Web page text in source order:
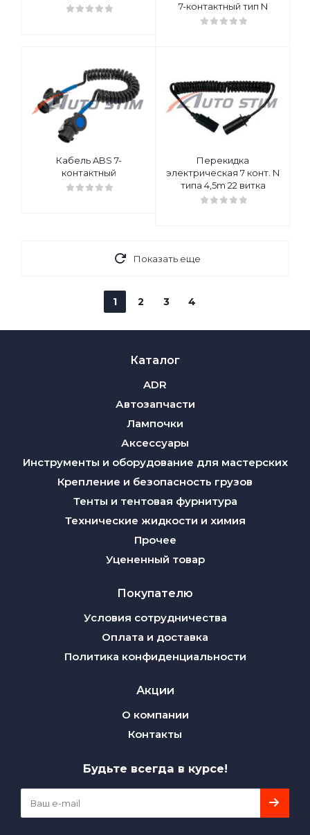
7-контактный тип N
Кабель ABS 7-
контактный
Перекидка
электрическая 7 конт. N
типа 4,5m 22 витка
Показать еще
1 2 3 4
Каталог
ADR
Автозапчасти
Лампочки
Аксессуары
Инструменты и оборудование для мастерских
Крепление и безопасность грузов
Тенты и тентовая фурнитура
Технические жидкости и химия
Прочее
Уцененный товар
Покупателю
Условия сотрудничества
Оплата и доставка
Политика конфиденциальности
Акции
О компании
Контакты
Будьте всегда в курсе!